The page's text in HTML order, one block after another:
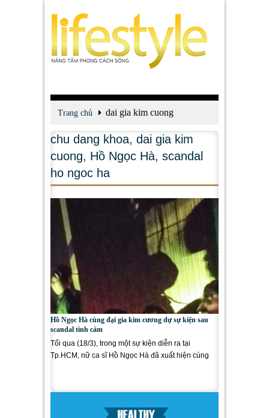
Trang chủ dai gia kim cuong
chu dang khoa, dai gia kim
cuong, Hồ Ngọc Hà, scandal
ho ngoc ha
Hồ Ngọc Hà cùng đại gia kim cương dự sự kiện sau
scandal tình cảm
Tối qua (18/3), trong một sự kiện diễn ra tại
Tp.HCM, nữ ca sĩ Hồ Ngọc Hà đã xuất hiện cùng